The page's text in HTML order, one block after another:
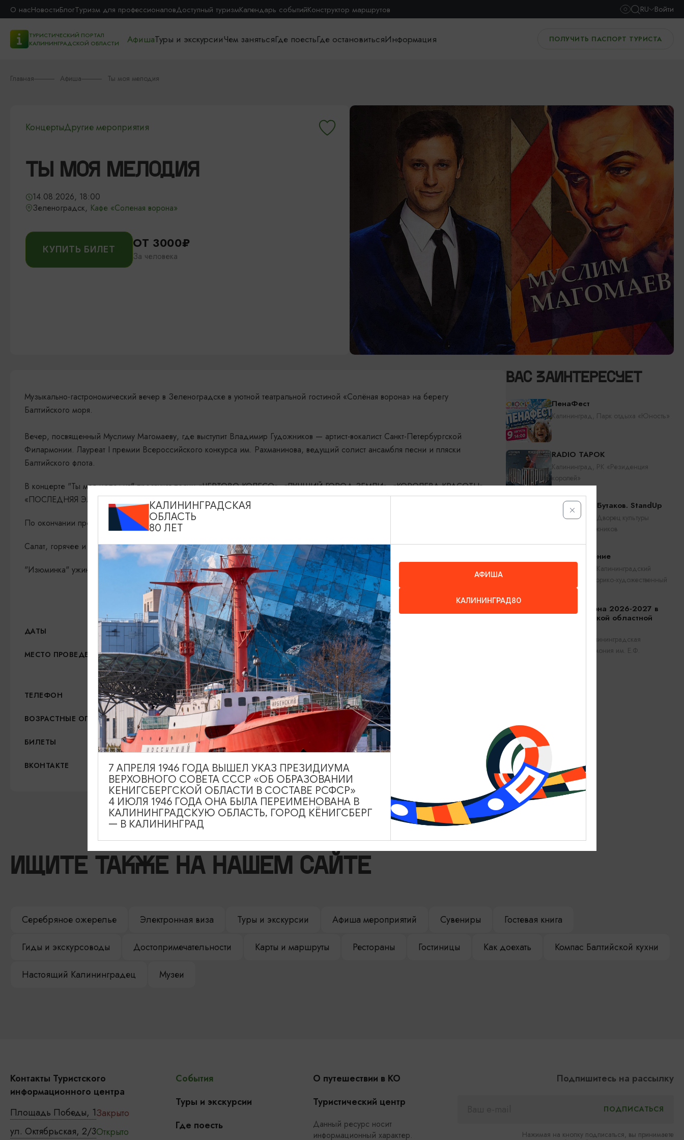
О насНовостиБлогТуризм для профессионаловДоступный туризмКалендарь событийКонструктор маршрутов RU Войти
ТУРИСТИЧЕСКИЙ ПОРТАЛ
КАЛИНИНГРАДСКОЙ ОБЛАСТИ
АфишаТуры и экскурсииЧем занятьсяГде поестьГде остановитьсяИнформация ПОЛУЧИТЬ ПАСПОРТ ТУРИСТА
Главная Афиша Ты моя мелодия
КонцертыДругие мероприятия
ТЫ МОЯ МЕЛОДИЯ
14.08.2026, 18:00
Зеленоградск, Кафе «Соленая ворона»
КУПИТЬ БИЛЕТ ОТ 3000₽
За человека
Музыкально-гастрономический вечер в Зеленоградске в уютной театральной гостиной «Солёная ворона» на берегу
Балтийского моря.
Вечер, посвященный Муслиму Магомаеву, где выступит Владимир Гудожников — артист-вокалист Санкт-Петербургской
Филармонии. Лауреат I премии Всероссийского конкурса им. Рахманинова, ведущий солист ансамбля песни и пляски
Балтийского флота.
В концерте "Ты моя мелодия" прозвучат песни «ЧЕРТОВО КОЛЕСО», «ЛУЧШИЙ ГОРОД ЗЕМЛИ», «КОРОЛЕВА КРАСОТЫ»,
«ПОСЛЕДНЯЯ ЭЛЕКТРИЧКА» и др.
По окончании представления Вас ждёт авторский ужин от шеф-повара кафе «Солёная ворона» Константина Сорокина.
Салат, горячее и изумительный десерт.
"Изюминка" ужина - фирменный марципановый кофе, приветствуются свои напитки и хорошее настроение.
ДАТЫ 14.08.2026, 18:00
МЕСТО ПРОВЕДЕНИЯ
Кафе «Соленая ворона», г. Зеленоградск ул.Железнодорожная 1, Зеленоградск
Показать на карте
ТЕЛЕФОН +7 (905) 244-66-55
ВОЗРАСТНЫЕ ОГРАНИЧЕНИЯ 12+
БИЛЕТЫ 3000 рублей с человека
ВКОНТАКТЕ https://vk.com/kafe_solenaya_vorona
ВАС ЗАИНТЕРЕСУЕТ
ПенаФест
Калининград, Парк отдыха «Юность»
RADIO TAPOK
Калининград, РК «Резиденция
королей»
Константин Бутаков. StandUp
Калининград, Дворец культуры
железнодорожников
Прикосновение
Калининград, Калининградский
областной историко-художественный
Открытие сезона 2026-2027 в
Калининградской областной
Калининград, Калининградская
областная филармония им. Е.Ф.
ИЩИТЕ ТАКЖЕ НА НАШЕМ САЙТЕ
Серебряное ожерелье Электронная виза Туры и экскурсии Афиша мероприятий Сувениры Гостевая книга
Гиды и экскурсоводы Достопримечательности Карты и маршруты Рестораны Гостиницы Как доехать Компас Балтийской кухни
Настоящий Калининградец Музеи
Контакты Туристского
информационного центра
Площадь Победы, 1Закрыто
ул. Октябрьская, 2/3Открыто
События
Туры и экскурсии
Где поесть
О путешествии в КО
Туристический центр
Данный ресурс носит
информационный характер.
Подпишитесь на рассылку
Нажимая на кнопку подписаться, вы принимаете
КАЛИНИНГРАДСКАЯ
ОБЛАСТЬ
80 ЛЕТ
АФИША
КАЛИНИНГРАД80
7 АПРЕЛЯ 1946 ГОДА ВЫШЕЛ УКАЗ ПРЕЗИДИУМА
ВЕРХОВНОГО СОВЕТА СССР «ОБ ОБРАЗОВАНИИ
КЕНИГСБЕРГСКОЙ ОБЛАСТИ В СОСТАВЕ РСФСР»
4 ИЮЛЯ 1946 ГОДА ОНА БЫЛА ПЕРЕИМЕНОВАНА В
КАЛИНИНГРАДСКУЮ ОБЛАСТЬ, ГОРОД КЁНИГСБЕРГ
— В КАЛИНИНГРАД